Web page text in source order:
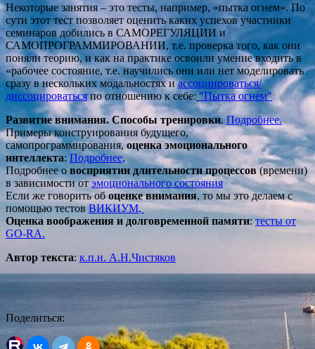
Некоторые занятия – это тесты, например, «пытка огнем». По
сути этот тест позволяет оценить каких успехов участники
семинаров добились в САМОРЕГУЛЯЦИИ и
САМОПРОГРАММИРОВАНИИ, т.е. проверка того, как они
поняли теорию, и как на практике освоили умение входить в
«рабочее состояние, т.е. научились они или нет моделировать
сразу в нескольких модальностях иассоциироваться/
диссоцироватьсяпо отношению к себе: "Пытка огнем"
Развитие внимания. Способы тренировки.Подробнее.
Примеры конструирования будущего,
самопрограммирования,оценка эмоционального
интеллекта: Подробнее,
Подробнее о восприятии длительности процессов(времени)
в зависимости отэмоционального состояния
Если же говорить обоценке внимания, то мы это делаем с
помощью тестовВИКИУМ,
Оценка воображения и долговременной памяти: тесты от
GO-RA.
Автор текста: к.п.н. А.Н.Чистяков
Поделиться: